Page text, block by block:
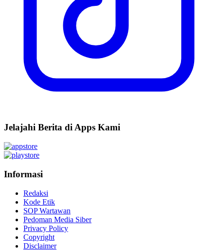
Jelajahi Berita di Apps Kami
Informasi
Redaksi
Kode Etik
SOP Wartawan
Pedoman Media Siber
Privacy Policy
Copyright
Disclaimer